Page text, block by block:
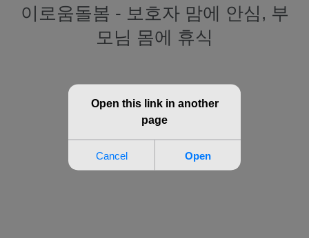
이로움돌봄 - 보호자 맘에 안심, 부
모님 몸에 휴식